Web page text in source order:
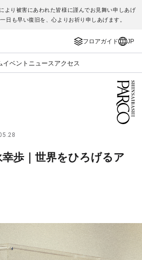
より被害にあわれた皆様に謹んでお見舞い申しあげ
日も早い復旧を、心よりお祈り申しあげます。
フロアガイド JP
イベント ニュース アクセス
ス
歩｜世界をひろげるア